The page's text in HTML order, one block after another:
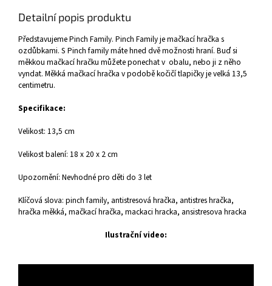
Detailní popis produktu
Představujeme Pinch Family. Pinch Family je mačkací hračka s
ozdůbkami. S Pinch family máte hned dvě možnosti hraní. Buď si
měkkou mačkací hračku můžete ponechat v obalu, nebo ji z něho
vyndat. Měkká mačkací hračka v podobě kočičí tlapičky je velká 13,5
centimetru.
Specifikace:
Velikost: 13,5 cm
Velikost balení: 18 x 20 x 2 cm
Upozornění: Nevhodné pro děti do 3 let
Klíčová slova: pinch family, antistresová hračka, antistres hračka,
hračka měkká, mačkací hračka, mackaci hracka, ansistresova hracka
Ilustrační video: